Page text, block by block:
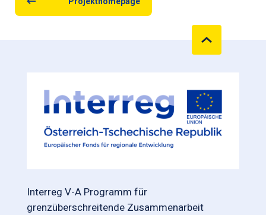
Interreg V-A Programm für
grenzüberschreitende Zusammenarbeit